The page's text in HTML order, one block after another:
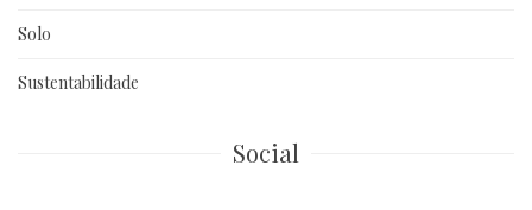
Solo
Sustentabilidade
Social